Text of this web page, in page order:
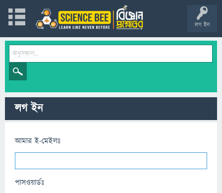
লগ ইন
লগ ইন
আমার ই-মেইলঃ
পাসওয়ার্ডঃ